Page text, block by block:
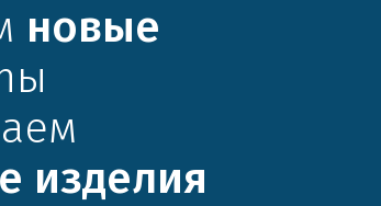
новые
изделия